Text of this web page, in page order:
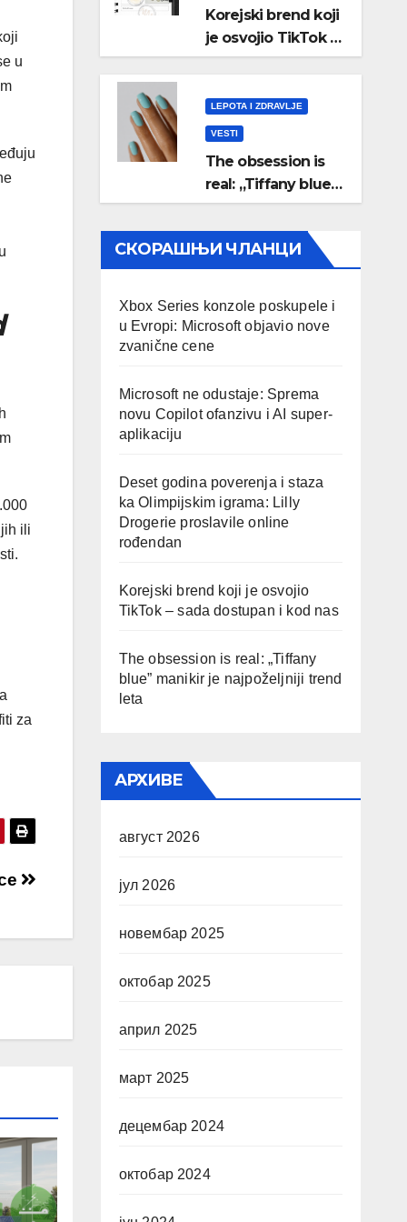
u
ili
za
Korejski brend koji
je osvojio TikTok –
sada dostupan i
LEPOTA I ZDRAVLJE
VESTI
The obsession is
real: „Tiffany blue”
manikir je
najpoželjniji trend
leta
СКОРАШЊИ ЧЛАНЦИ
Xbox Series konzole poskupele i
u Evropi: Microsoft objavio nove
zvanične cene
Microsoft ne odustaje: Sprema
novu Copilot ofanzivu i AI super-
aplikaciju
Deset godina poverenja i staza
ka Olimpijskim igrama: Lilly
Drogerie proslavile online
rođendan
Korejski brend koji je osvojio
TikTok – sada dostupan i kod nas
The obsession is real: „Tiffany
blue” manikir je najpoželjniji trend
leta
АРХИВЕ
август 2026
јул 2026
новембар 2025
октобар 2025
април 2025
март 2025
децембар 2024
октобар 2024